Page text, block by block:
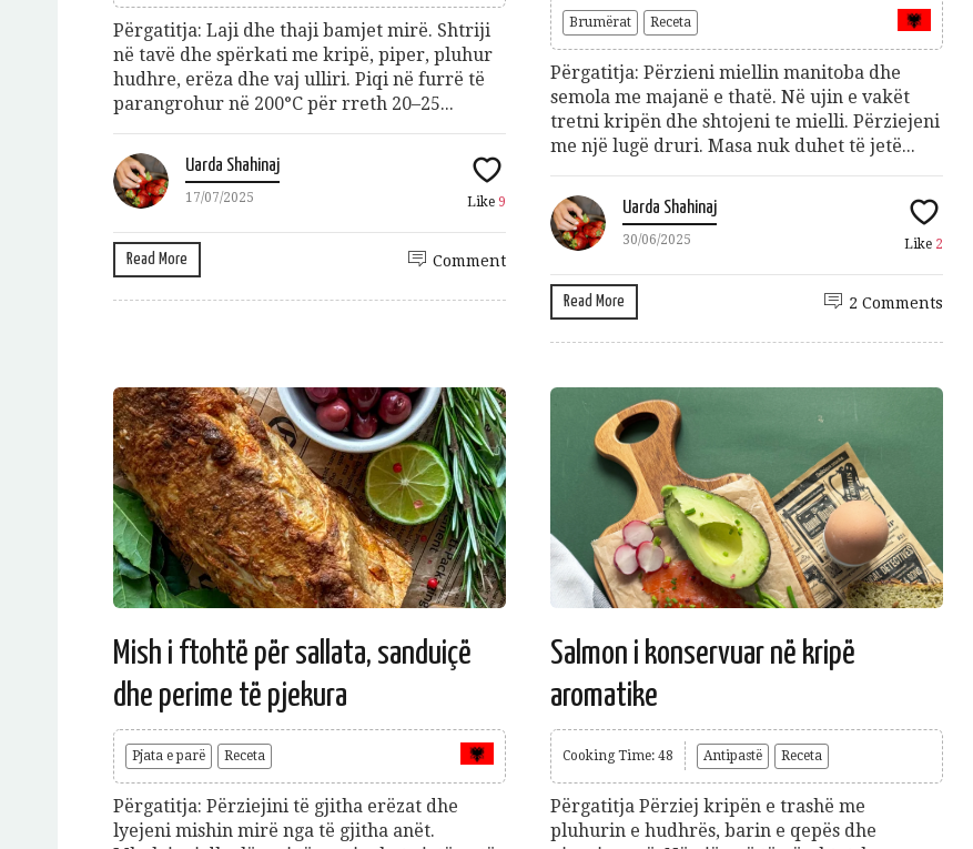
Përgatitja: Laji dhe thaji bamjet mirë. Shtriji
në tavë dhe spërkati me kripë, piper, pluhur
hudhre, erëza dhe vaj ulliri. Piqi në furrë të
parangrohur në 200°C për rreth 20–25...
Uarda Shahinaj
17/07/2025 Like 9
Read More Comment
Brumërat Receta
Përgatitja: Përzieni miellin manitoba dhe
semola me majanë e thatë. Në ujin e vakët
tretni kripën dhe shtojeni te mielli. Përziejeni
me një lugë druri. Masa nuk duhet të jetë...
Uarda Shahinaj
30/06/2025 Like 2
Read More 2 Comments
Mish i ftohtë për sallata, sanduiçë
dhe perime të pjekura
Pjata e parë Receta
Përgatitja: Përziejini të gjitha erëzat dhe
lyejeni mishin mirë nga të gjitha anët.
Salmon i konservuar në kripë
aromatike
Cooking Time: 48 Antipastë Receta
Përgatitja Përziej kripën e trashë me
pluhurin e hudhrës, barin e qepës dhe
Gift Card 3 mujore per Patologji